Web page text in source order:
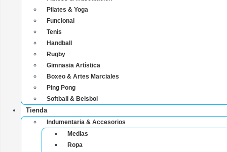
Pilates & Yoga
Funcional
Tenis
Handball
Rugby
Gimnasia Artística
Boxeo & Artes Marciales
Ping Pong
Softball & Beisbol
Tienda
Indumentaria & Accesorios
Medias
Ropa